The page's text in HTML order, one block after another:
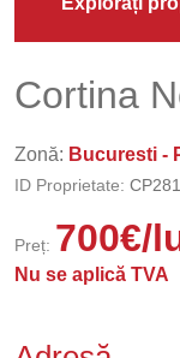
Cortina
Zonă: Bucuresti -
ID Proprietate:
Preț: 700€/
Nu se aplică TVA